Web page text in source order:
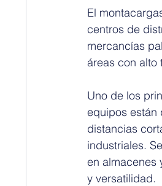
El
centros de
mercancías
áreas con alto
Uno de los
equipos están
distancias
industriales.
en almacenes
y versatilidad.